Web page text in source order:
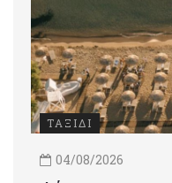
ΤΑΞΙΔΙ
04/08/2026